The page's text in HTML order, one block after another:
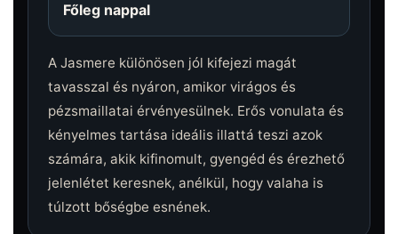
Főleg nappal
A Jasmere különösen jól kifejezi magát
tavasszal és nyáron, amikor virágos és
pézsmaillatai érvényesülnek. Erős vonulata és
kényelmes tartása ideális illattá teszi azok
számára, akik kifinomult, gyengéd és érezhető
jelenlétet keresnek, anélkül, hogy valaha is
túlzott bőségbe esnének.